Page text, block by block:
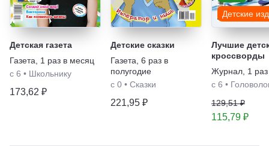
Детская газета
Газета
1 раз в месяц
с 6 • Школьнику
173,62 ₽
Детские сказки
Газета 6 раз в
полугодие
с 0 • Сказки
221,95 ₽
Детские
Лучшие
кроссворды
Журнал 1
с 6 •
129,51 ₽
115,79 ₽